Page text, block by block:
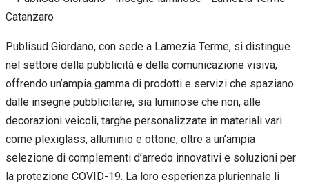
Publisud Giordano, con sede a Lamezia Terme, si distingue
nel settore della pubblicità e della comunicazione visiva,
offrendo un’ampia gamma di prodotti e servizi che spaziano
dalle insegne pubblicitarie, sia luminose che non, alle
decorazioni veicoli, targhe personalizzate in materiali vari
come plexiglass, alluminio e ottone, oltre a un’ampia
selezione di complementi d’arredo innovativi e soluzioni per
la protezione COVID-19. La loro esperienza pluriennale li